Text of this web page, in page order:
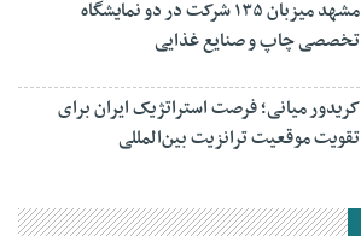
مشهد میزبان ۱۳۵ شرکت در دو نمایشگاه
تخصصی چاپ و صنایع غذایی
کریدور میانی؛ فرصت استراتژیک ایران برای
تقویت موقعیت ترانزیت بین‌المللی